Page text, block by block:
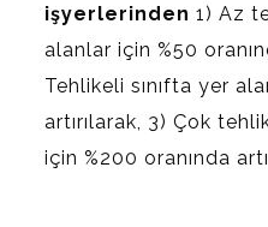
işyerlerinden 1) Az
alanlar için %50
Tehlikeli sınıfta yer
artırılarak, 3) Çok
için %200 oranında